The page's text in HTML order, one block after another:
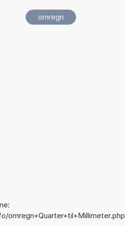
omregn+Quarter+til+Millimeter.php